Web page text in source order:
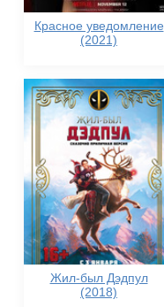
Красное уведомление
(2021)
Жил-был Дэдпул
(2018)